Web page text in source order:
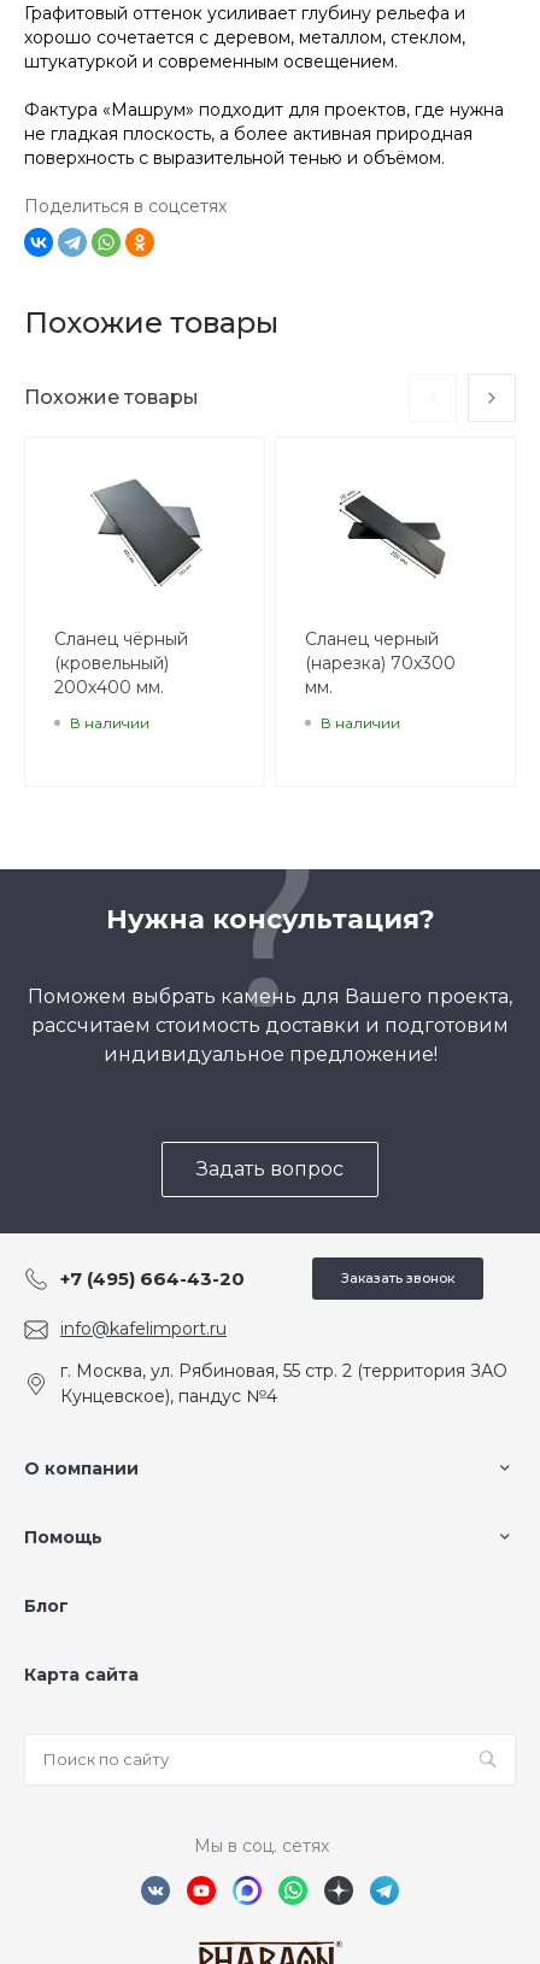
Графитовый оттенок усиливает глубину рельефа и
хорошо сочетается с деревом, металлом, стеклом,
штукатуркой и современным освещением.
Фактура «Машрум» подходит для проектов, где нужна
не гладкая плоскость, а более активная природная
поверхность с выразительной тенью и объёмом.
Поделиться в соцсетях
Похожие товары
Похожие товары
Сланец чёрный
(кровельный)
200х400 мм.
В наличии
Сланец черный
(нарезка) 70х300
мм.
В наличии
Нужна консультация?
Поможем выбрать камень для Вашего проекта,
рассчитаем стоимость доставки и подготовим
индивидуальное предложение!
Задать вопрос
+7 (495) 664-43-20 Заказать звонок
info@kafelimport.ru
г. Москва, ул. Рябиновая, 55 стр. 2 (территория ЗАО
Кунцевское), пандус №4
О компании
Помощь
Блог
Карта сайта
Мы в соц. сетях